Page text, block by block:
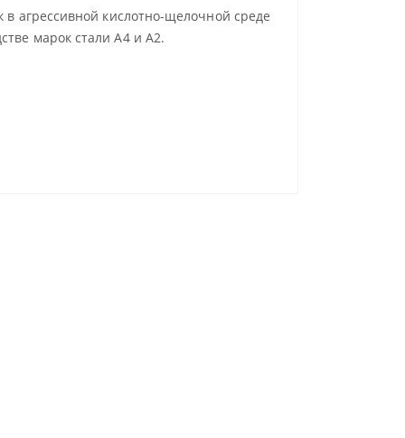
в агрессивной кислотно-щелочной среде
марок стали А4 и А2.